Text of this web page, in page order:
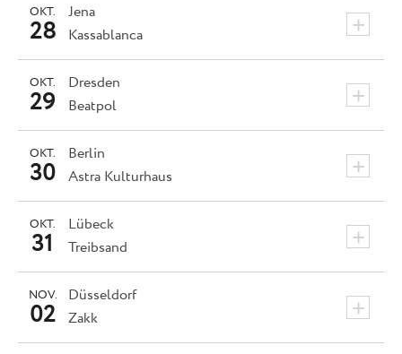
Jena +
OKT.
28 Kassablanca
Dresden +
OKT.
29 Beatpol
Berlin +
OKT.
30 Astra Kulturhaus
Lübeck +
OKT.
31 Treibsand
Düsseldorf +
NOV.
02 Zakk